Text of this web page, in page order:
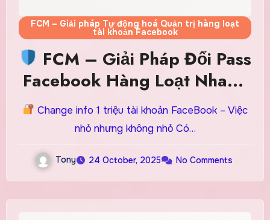
FCM – Giải pháp Tự động hoá Quản trị hàng loạt
tài khoản Facebook
FCM – Giải Pháp Đổi Pass
Facebook Hàng Loạt Nhanh
& Tăng Bảo Mật Tài Khoản
Change info 1 triệu tài khoản FaceBook – Việc
nhỏ nhưng không nhỏ Có…
Tony 24 October, 2025 No Comments